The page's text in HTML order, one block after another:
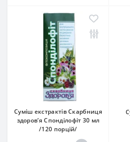
Суміш екстрактів Скарбниця
здоров’я Спонділофіт 30 мл
/120 порцій/